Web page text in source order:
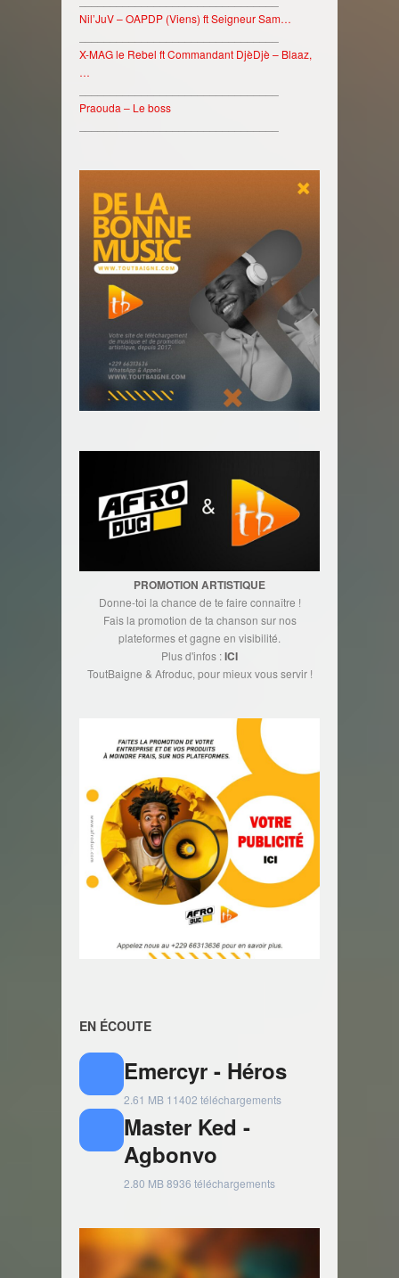
Nil’JuV – OAPDP (Viens) ft Seigneur Sam…
X-MAG le Rebel ft Commandant DjèDjè – Blaaz,
…
Praouda – Le boss
PROMOTION ARTISTIQUE
Donne-toi la chance de te faire connaître !
Fais la promotion de ta chanson sur nos
plateformes et gagne en visibilité.
Plus d'infos :ICI
ToutBaigne & Afroduc, pour mieux vous servir !
EN ÉCOUTE
Emercyr - Héros
2.61 MB 11402 téléchargements
Master Ked -
Agbonvo
2.80 MB8936 téléchargements